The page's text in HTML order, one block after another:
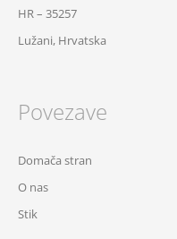
HR – 35257
Lužani, Hrvatska
Povezave
Domača stran
O nas
Stik